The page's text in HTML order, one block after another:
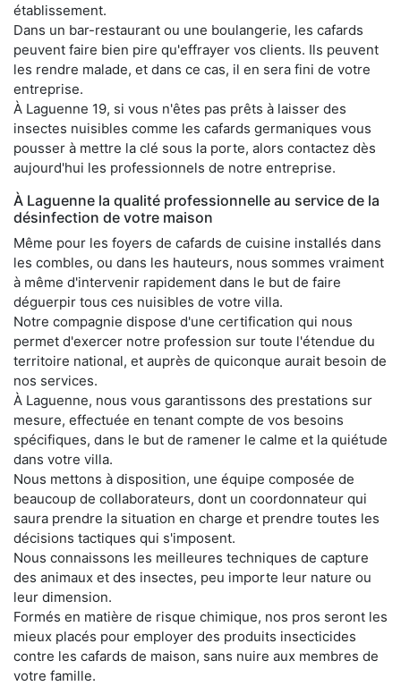
établissement.
Dans un bar-restaurant ou une boulangerie, les cafards
peuvent faire bien pire qu'effrayer vos clients. Ils peuvent
les rendre malade, et dans ce cas, il en sera fini de votre
entreprise.
À Laguenne 19, si vous n'êtes pas prêts à laisser des
insectes nuisibles comme les cafards germaniques vous
pousser à mettre la clé sous la porte, alors contactez dès
aujourd'hui les professionnels de notre entreprise.
À Laguenne la qualité professionnelle au service de la
désinfection de votre maison
Même pour les foyers de cafards de cuisine installés dans
les combles, ou dans les hauteurs, nous sommes vraiment
à même d'intervenir rapidement dans le but de faire
déguerpir tous ces nuisibles de votre villa.
Notre compagnie dispose d'une certification qui nous
permet d'exercer notre profession sur toute l'étendue du
territoire national, et auprès de quiconque aurait besoin de
nos services.
À Laguenne, nous vous garantissons des prestations sur
mesure, effectuée en tenant compte de vos besoins
spécifiques, dans le but de ramener le calme et la quiétude
dans votre villa.
Nous mettons à disposition, une équipe composée de
beaucoup de collaborateurs, dont un coordonnateur qui
saura prendre la situation en charge et prendre toutes les
décisions tactiques qui s'imposent.
Nous connaissons les meilleures techniques de capture
des animaux et des insectes, peu importe leur nature ou
leur dimension.
Formés en matière de risque chimique, nos pros seront les
mieux placés pour employer des produits insecticides
contre les cafards de maison, sans nuire aux membres de
votre famille.